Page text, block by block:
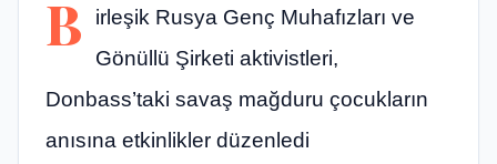
B
irleşik Rusya Genç Muhafızları ve
Gönüllü Şirketi aktivistleri,
Donbass’taki savaş mağduru çocukların
anısına etkinlikler düzenledi